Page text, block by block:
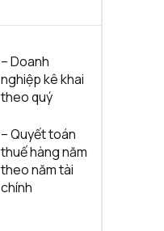
– Doanh
nghiệp kê khai
theo quý
– Quyết toán
thuế hàng năm
theo năm tài
chính